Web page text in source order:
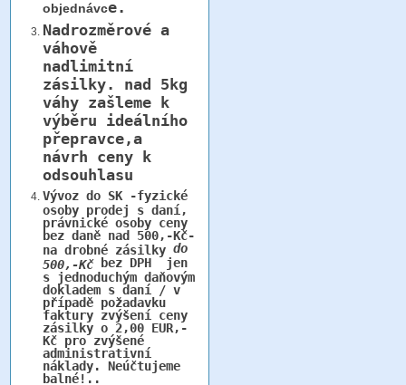
objednávce.
Nadrozměrové a
váhově
nadlimitní
zásilky. nad 5kg
váhy zašleme k
výběru ideálního
přepravce,a
návrh ceny k
odsouhlasu
Vývoz do SK -fyzické
osoby prodej s daní,
právnické osoby ceny
bez daně nad 500,-Kč-
na drobné zásilky do
500,-Kčbez DPH jen
s jednoduchým daňovým
dokladem s daní / v
případě požadavku
faktury zvýšení ceny
zásilky o 2,00 EUR,-
Kč pro zvýšené
administrativní
náklady. Neúčtujeme
balné!..